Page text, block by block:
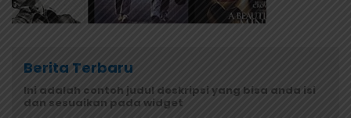
Berita Terbaru
Ini adalah contoh judul deskripsi yang bisa anda isi
dan sesuaikan pada widget